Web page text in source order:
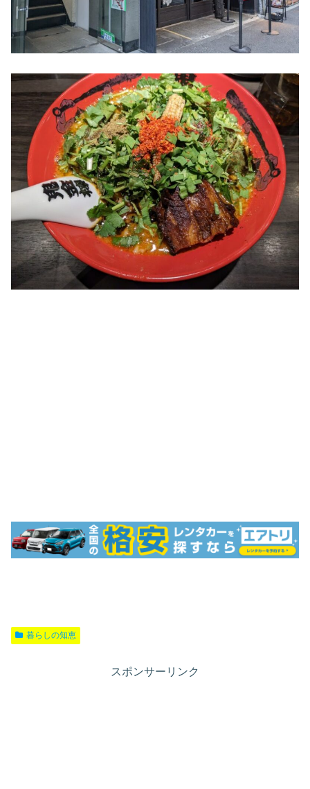
暮らしの知恵
スポンサーリンク